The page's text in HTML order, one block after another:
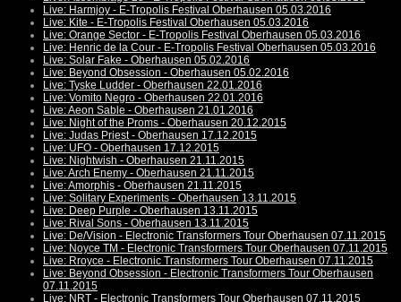
Live: Harmjoy - E-Tropolis Festival Oberhausen 05.03.2016
Live: Kite - E-Tropolis Festival Oberhausen 05.03.2016
Live: Orange Sector - E-Tropolis Festival Oberhausen 05.03.2016
Live: Henric de la Cour - E-Tropolis Festival Oberhausen 05.03.2016
Live: Solar Fake - Oberhausen 05.02.2016
Live: Beyond Obsession - Oberhausen 05.02.2016
Live: Tyske Ludder - Oberhausen 22.01.2016
Live: Vomito Negro - Oberhausen 22.01.2016
Live: Aeon Sable - Oberhausen 21.01.2016
Live: Night of the Proms - Oberhausen 20.12.2015
Live: Judas Priest - Oberhausen 17.12.2015
Live: UFO - Oberhausen 17.12.2015
Live: Nightwish - Oberhausen 21.11.2015
Live: Arch Enemy - Oberhausen 21.11.2015
Live: Amorphis - Oberhausen 21.11.2015
Live: Solitary Experiments - Oberhausen 13.11.2015
Live: Deep Purple - Oberhausen 13.11.2015
Live: Rival Sons - Oberhausen 13.11.2015
Live: De/Vision - Electronic Transformers Tour Oberhausen 07.11.2015
Live: Noyce TM - Electronic Transformers Tour Oberhausen 07.11.2015
Live: Rroyce - Electronic Transformers Tour Oberhausen 07.11.2015
Live: Beyond Obsession - Electronic Transformers Tour Oberhausen
07.11.2015
Live: NRT - Electronic Transformers Tour Oberhausen 07.11.2015